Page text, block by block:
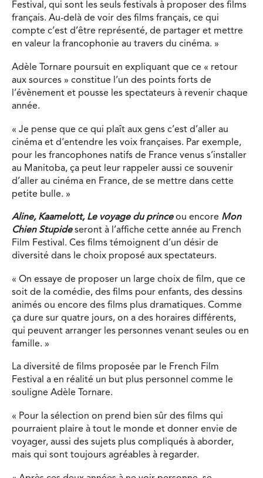
Festival, qui sont les seuls festivals à proposer des films
français. Au-delà de voir des films français, ce qui
compte c’est d’être représenté, de partager et mettre
en valeur la francophonie au travers du cinéma. »
Adèle Tornare poursuit en expliquant que ce « retour
aux sources » constitue l’un des points forts de
l’évènement et pousse les spectateurs à revenir chaque
année.
« Je pense que ce qui plaît aux gens c’est d’aller au
cinéma et d’entendre les voix françaises. Par exemple,
pour les francophones natifs de France venus s’installer
au Manitoba, ça peut leur rappeler aussi ce souvenir
d’aller au cinéma en France, de se mettre dans cette
petite bulle. »
Aline, Kaamelott, Le voyage du princeou encore Mon
Chien Stupideseront à l’affiche cette année au French
Film Festival. Ces films témoignent d’un désir de
diversité dans le choix proposé aux spectateurs.
« On essaye de proposer un large choix de film, que ce
soit de la comédie, des films pour enfants, des dessins
animés ou encore des films plus dramatiques. Comme
ça dure sur quatre jours, on a des horaires différents,
qui peuvent arranger les personnes venant seules ou en
famille. »
La diversité de films proposée par le French Film
Festival a en réalité un but plus personnel comme le
souligne Adèle Tornare.
« Pour la sélection on prend bien sûr des films qui
pourraient plaire à tout le monde et donner envie de
voyager, aussi des sujets plus compliqués à aborder,
mais qui sont toujours agréables à regarder.